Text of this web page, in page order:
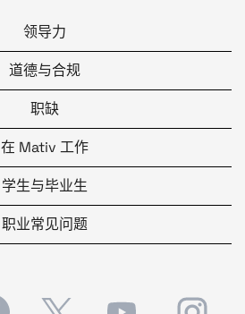
领导力
道德与合规
职缺
在 Mativ 工作
学生与毕业生
职业常见问题
在 在